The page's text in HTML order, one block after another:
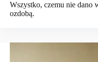
Wszystko, czemu nie dano
ozdobą.